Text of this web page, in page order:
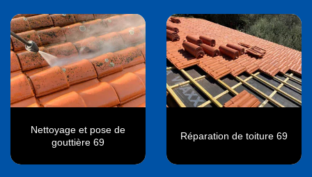
Nettoyage et pose de
gouttière 69
Réparation de toiture 69